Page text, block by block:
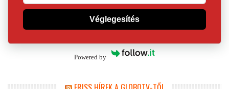
Véglegesítés
Powered by